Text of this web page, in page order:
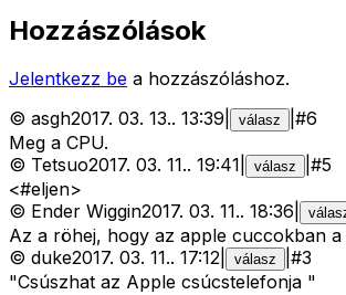
Hozzászólások
Jelentkezz be a hozzászóláshoz.
© asgh2017. 03. 13.. 13:39 válasz #6
Meg a CPU.
© Tetsuo2017. 03. 11.. 19:41 válasz #5
<#eljen>
© Ender Wiggin2017. 03. 11.. 18:36
Az a röhej, hogy az apple cuccokban
© duke2017. 03. 11.. 17:12 válasz #3
"Csúszhat az Apple csúcstelefonja "